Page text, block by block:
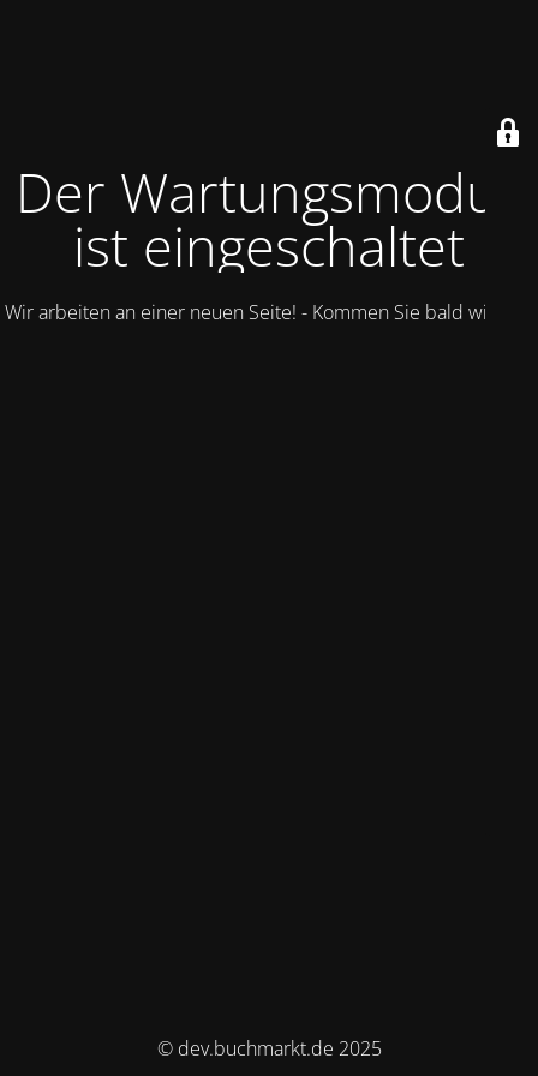
Der Wartungsmodus
ist eingeschaltet
Wir arbeiten an einer neuen Seite! - Kommen Sie bald wieder.
© dev.buchmarkt.de 2025